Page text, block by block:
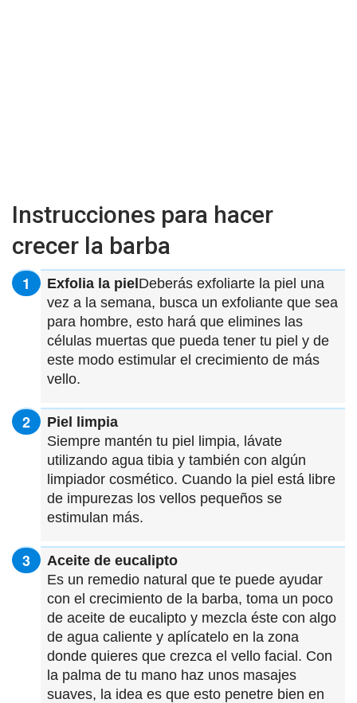
Instrucciones para hacer
crecer la barba
Exfolia la pielDeberás exfoliarte la piel una
vez a la semana, busca un exfoliante que sea
para hombre, esto hará que elimines las
células muertas que pueda tener tu piel y de
este modo estimular el crecimiento de más
vello.
Piel limpia
Siempre mantén tu piel limpia, lávate
utilizando agua tibia y también con algún
limpiador cosmético. Cuando la piel está libre
de impurezas los vellos pequeños se
estimulan más.
Aceite de eucalipto
Es un remedio natural que te puede ayudar
con el crecimiento de la barba, toma un poco
de aceite de eucalipto y mezcla éste con algo
de agua caliente y aplícatelo en la zona
donde quieres que crezca el vello facial. Con
la palma de tu mano haz unos masajes
suaves, la idea es que esto penetre bien en